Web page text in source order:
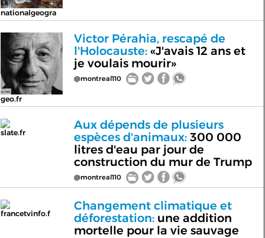
nationalgeogra
geo.fr
Victor Pérahia, rescapé de
l'Holocauste:«J'avais 12 ans et
je voulais mourir»
@montreal110
slate.fr
Aux dépends de plusieurs
espèces d'animaux:300 000
litres d'eau par jour de
construction du mur de Trump
@montreal110
francetvinfo.f
Changement climatique et
déforestation:une addition
mortelle pour la vie sauvage